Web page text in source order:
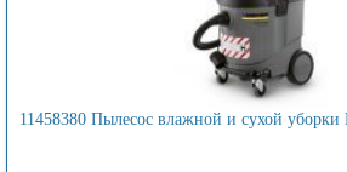
11458380 Пылесос влажной и сухой